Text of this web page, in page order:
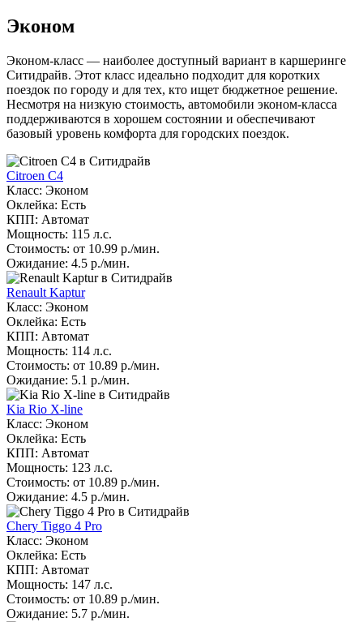
Эконом
Эконом-класс — наиболее доступный вариант в каршеринге
Ситидрайв. Этот класс идеально подходит для коротких
поездок по городу и для тех, кто ищет бюджетное решение.
Несмотря на низкую стоимость, автомобили эконом-класса
поддерживаются в хорошем состоянии и обеспечивают
базовый уровень комфорта для городских поездок.
Citroen C4
Класс: Эконом
Оклейка: Есть
КПП: Автомат
Мощность: 115 л.с.
Стоимость: от 10.99 р./мин.
Ожидание: 4.5 р./мин.
Renault Kaptur
Класс: Эконом
Оклейка: Есть
КПП: Автомат
Мощность: 114 л.с.
Стоимость: от 10.89 р./мин.
Ожидание: 5.1 р./мин.
Kia Rio X-line
Класс: Эконом
Оклейка: Есть
КПП: Автомат
Мощность: 123 л.с.
Стоимость: от 10.89 р./мин.
Ожидание: 4.5 р./мин.
Chery Tiggo 4 Pro
Класс: Эконом
Оклейка: Есть
КПП: Автомат
Мощность: 147 л.с.
Стоимость: от 10.89 р./мин.
Ожидание: 5.7 р./мин.